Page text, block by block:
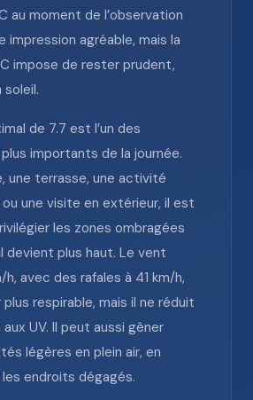
au moment de l’observation
impression agréable, mais la
impose de rester prudent,
de 7.7 est l’un des
importants de la journée.
une terrasse, une activité
une visite en extérieur, il est
les zones ombragées
devient plus haut. Le vent
h, avec des rafales à 41 km/h,
plus respirable, mais il ne réduit
UV. Il peut aussi gêner
légères en plein air, en
endroits dégagés.